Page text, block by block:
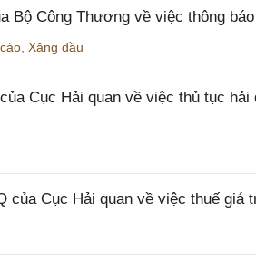
Bộ Công Thương về việc thông
Xăng dầu
Cục Hải quan về việc thủ tục
của Cục Hải quan về việc thuế giá